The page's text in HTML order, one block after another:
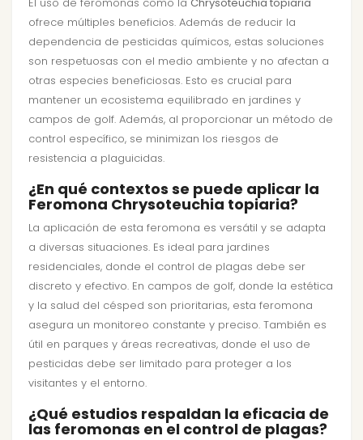
ofrece múltiples beneficios. Además de reducir la
dependencia de pesticidas químicos, estas soluciones
son respetuosas con el medio ambiente y no afectan a
otras especies beneficiosas. Esto es crucial para
mantener un ecosistema equilibrado en jardines y
campos de golf. Además, al proporcionar un método de
control específico, se minimizan los riesgos de
resistencia a plaguicidas.
¿En qué contextos se puede aplicar la
Feromona Chrysoteuchia topiaria?
La aplicación de esta feromona es versátil y se adapta
a diversas situaciones. Es ideal para jardines
residenciales, donde el control de plagas debe ser
discreto y efectivo. En campos de golf, donde la estética
y la salud del césped son prioritarias, esta feromona
asegura un monitoreo constante y preciso. También es
útil en parques y áreas recreativas, donde el uso de
pesticidas debe ser limitado para proteger a los
visitantes y el entorno.
¿Qué estudios respaldan la eficacia de
las feromonas en el control de plagas?